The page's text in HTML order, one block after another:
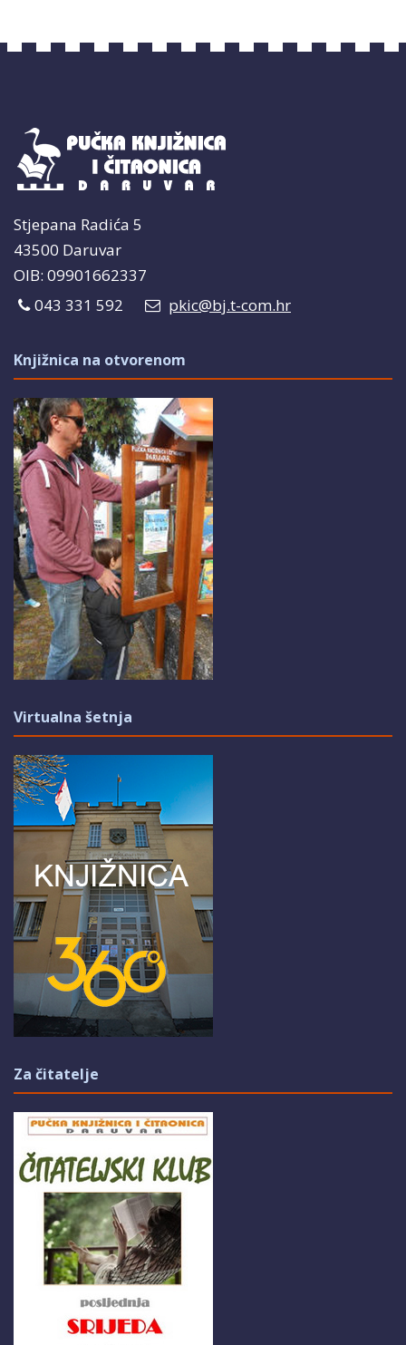
Stjepana Radića 5
43500 Daruvar
OIB: 09901662337
043 331 592
pkic@bj.t-com.hr
Knjižnica na otvorenom
Virtualna šetnja
Za čitatelje